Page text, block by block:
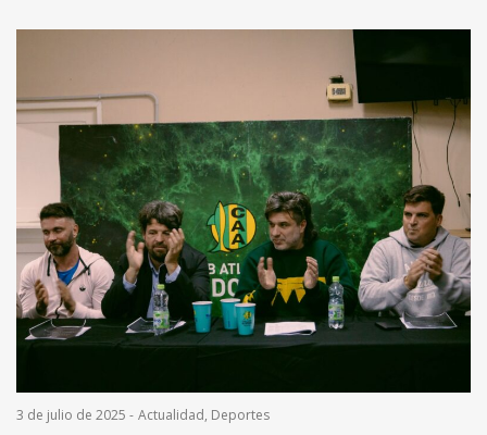
3 de julio de 2025 - Actualidad, Deportes